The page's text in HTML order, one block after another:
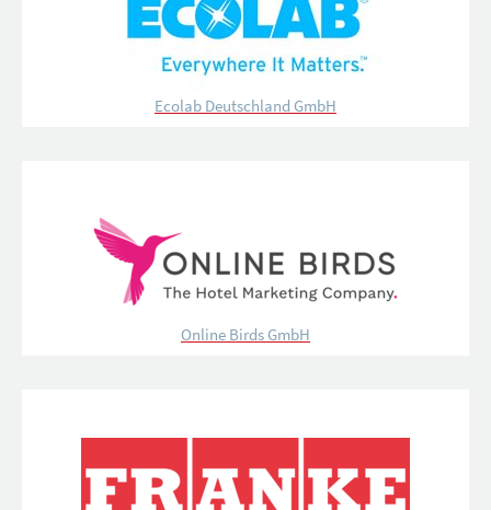
Ecolab Deutschland GmbH
Online Birds GmbH